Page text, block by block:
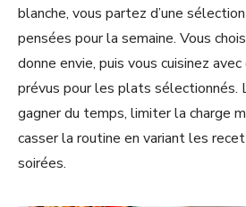
blanche, vous partez d’une
pensées pour la semaine. Vous
donne envie, puis vous cuisinez
prévus pour les plats sélectionnés.
gagner du temps, limiter la charge
casser la routine en variant les
soirées.